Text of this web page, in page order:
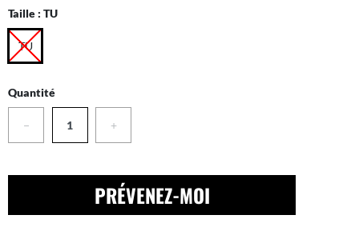
Taille : TU
TU
Quantité
− +
PRÉVENEZ-MOI